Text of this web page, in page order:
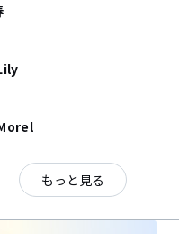
もっと見る